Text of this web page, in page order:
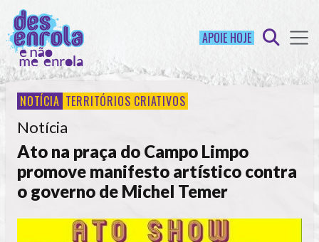
APOIE HOJE
NOTÍCIA TERRITÓRIOS CRIATIVOS
Notícia
Ato na praça do Campo Limpo
promove manifesto artístico contra
o governo de Michel Temer